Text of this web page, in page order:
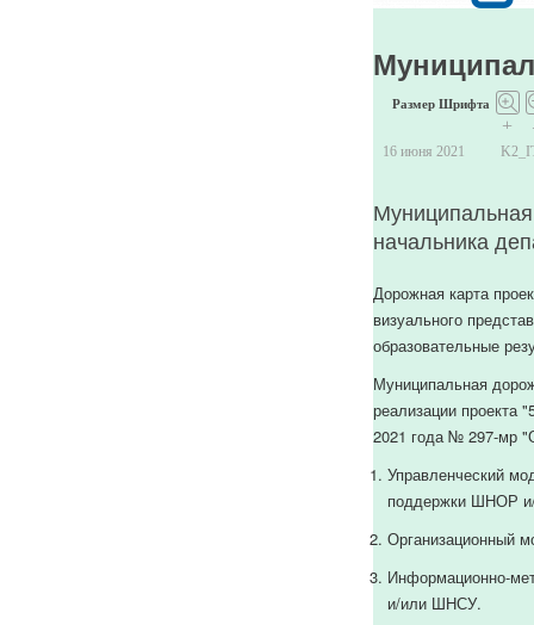
Не
загрузить
ID
Размер Шрифта
+
16 июня 2021
начальника
Дорожная карта
визуального
образовательные
Муниципальная
реализации проекта
2021 года № 297-мр
Управленческий
поддержки ШНОР
Организационный
Информационно-
и/или ШНСУ.